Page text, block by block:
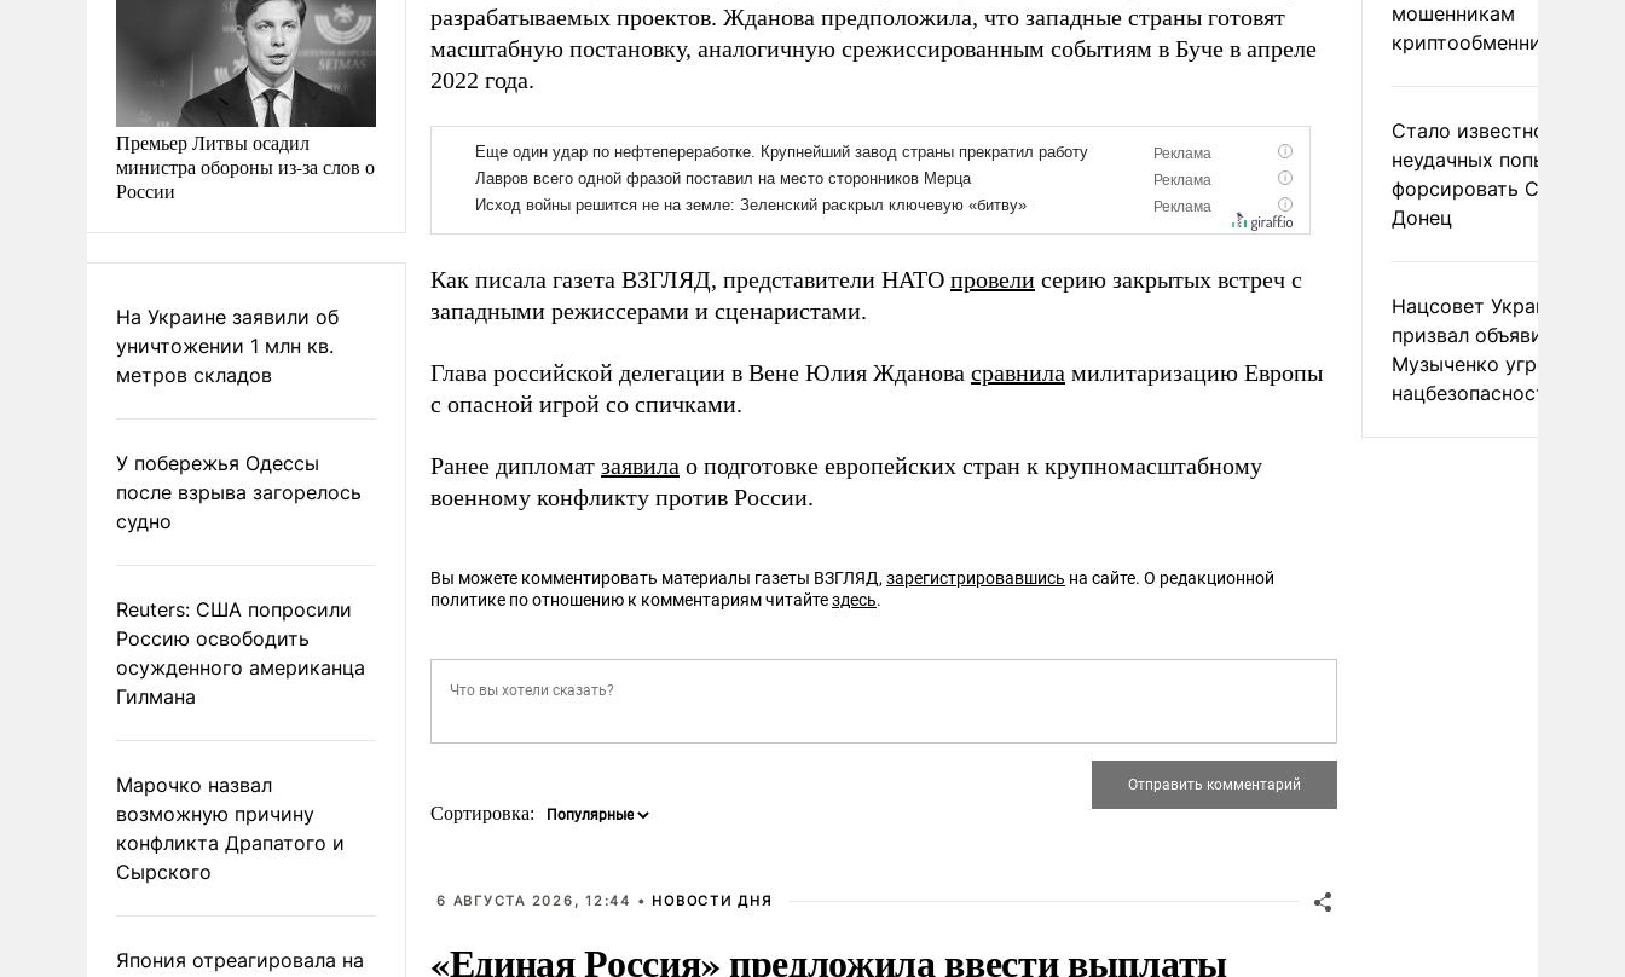
Премьер Литвы осадил
министра обороны из-за слов о
России
На Украине заявили об
уничтожении 1 млн кв.
метров складов
У побережья Одессы
после взрыва загорелось
судно
Reuters: США попросили
Россию освободить
осужденного американца
Гилмана
Марочко назвал
возможную причину
конфликта Драпатого и
Сырского
Япония отреагировала на
разрабатываемых проектов. Жданова предположила, что западные страны готовят
масштабную постановку, аналогичную срежиссированным событиям в Буче в апреле
2022 года.
Как писала газета ВЗГЛЯД, представители НАТО провели серию закрытых встреч с
западными режиссерами и сценаристами.
Глава российской делегации в Вене Юлия Жданова сравнила милитаризацию Европы
с опасной игрой со спичками.
Ранее дипломат заявила о подготовке европейских стран к крупномасштабному
военному конфликту против России.
Вы можете комментировать материалы газеты ВЗГЛЯД, зарегистрировавшись на сайте. О редакционной
политике по отношению к комментариям читайтездесь.
Сортировка:
6 АВГУСТА 2026, 12:44 • НОВОСТИ ДНЯ
«Единая Россия» предложила ввести выплаты
мошенникам
криптообменников
Стало известно о
неудачных попытках
форсировать
Донец
Нацсовет Украины по
призвал объявить
Музыченко угрозой
нацбезопасности